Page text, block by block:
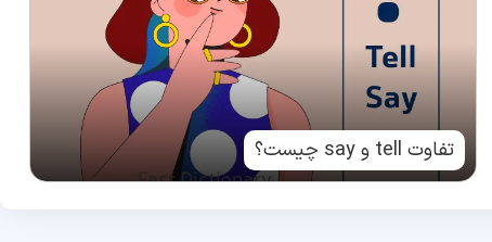
تفاوت tell و say چیست؟